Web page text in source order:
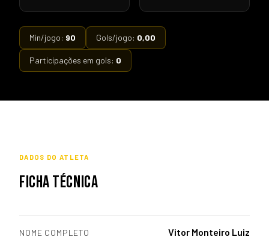
Min/jogo: 90 Gols/jogo: 0,00
Participações em gols: 0
DADOS DO ATLETA
FICHA TÉCNICA
NOME COMPLETO Vitor Monteiro Luiz